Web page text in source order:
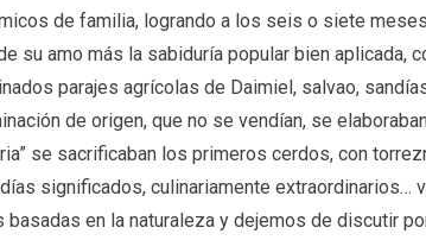
de familia, logrando a los seis o siete
su amo más la sabiduría popular bien aplicada,
parajes agrícolas de Daimiel, salvao,
de origen, que no se vendían, se
se sacrificaban los primeros cerdos, con
significados, culinariamente extraordinarios…
en la naturaleza y dejemos de discutir